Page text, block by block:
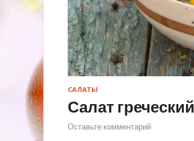
САЛАТЫ
Салат
Оставьте комментарий